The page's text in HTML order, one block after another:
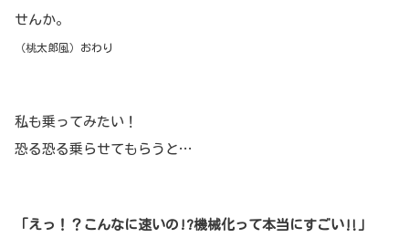
せんか。
（桃太郎風）おわり
私も乗ってみたい！
恐る恐る乗らせてもらうと…
「えっ！？こんなに速いの!?機械化って本当にすごい‼」